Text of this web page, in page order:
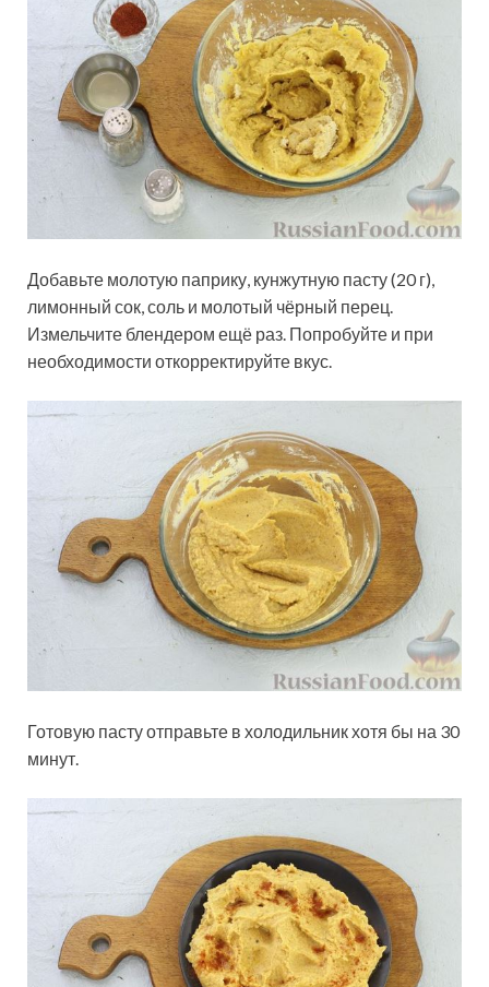
Добавьте молотую паприку, кунжутную пасту (20 г),
лимонный сок, соль и молотый чёрный перец.
Измельчите блендером ещё раз. Попробуйте и при
необходимости откорректируйте вкус.
Готовую пасту отправьте в холодильник хотя бы на 30
минут.